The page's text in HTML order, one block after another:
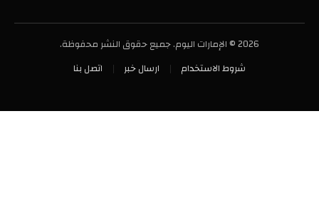
2026 © الإمارات اليوم. جميع حقوق النشر محفوظة.
شروط الاستخدام
ارسال خبر اتصل بنا